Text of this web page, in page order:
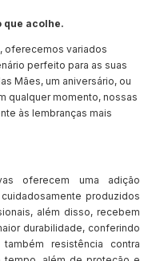
que acolhe.
oferecemos variados
perfeito para as suas
Mães, um aniversário, ou
qualquer momento, nossas
às lembranças mais
oferecem uma adição
produzidos
além disso, recebem
durabilidade, conferindo
resistência contra